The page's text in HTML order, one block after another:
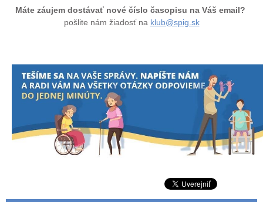
Máte záujem dostávať nové číslo časopisu na Váš email?
pošlite nám žiadosť na klub@spig.sk